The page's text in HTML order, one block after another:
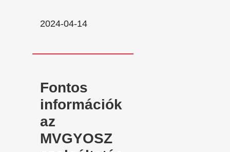
2024-04-14
Fontos
információk
az
MVGYOSZ